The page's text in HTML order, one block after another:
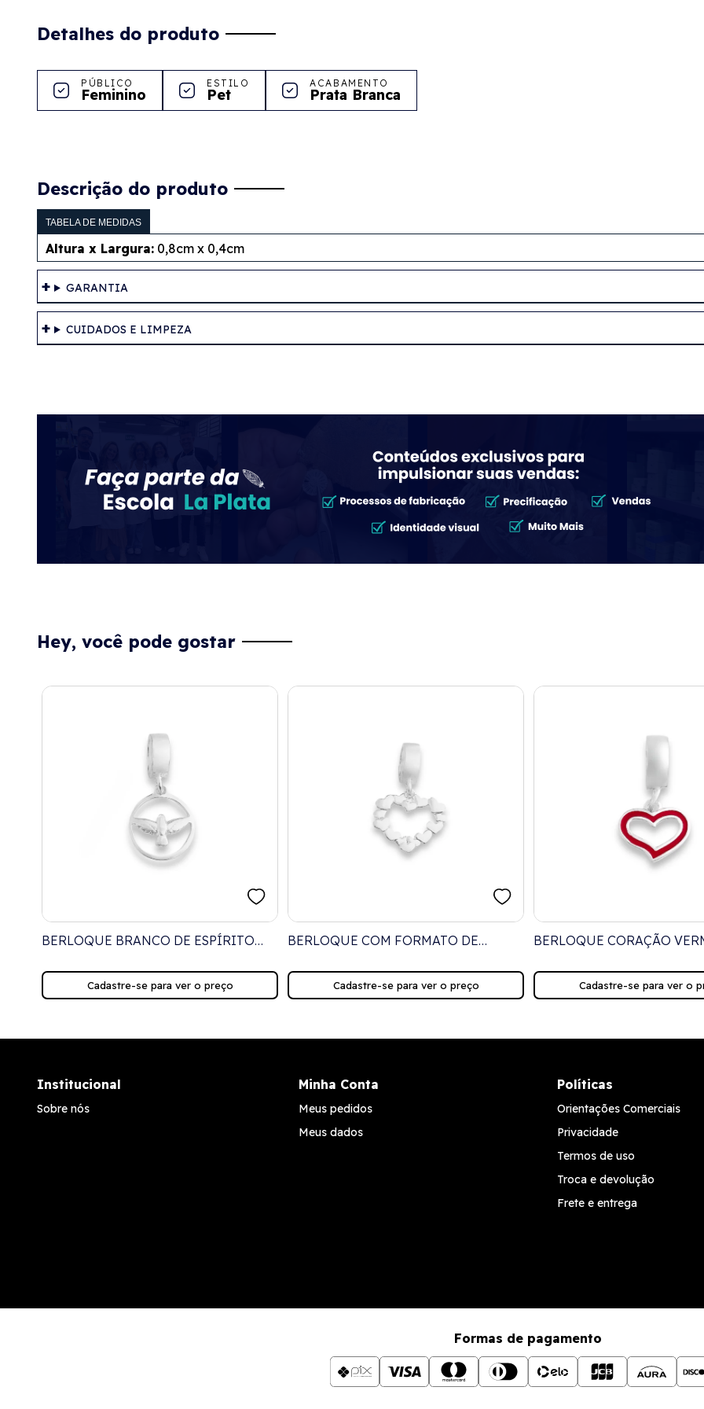
Detalhes do produto
PÚBLICO
Feminino
ESTILO
Pet
ACABAMENTO
Prata Branca
Descrição do produto
TABELA DE MEDIDAS
Altura x Largura: 0,8cm x 0,4cm
GARANTIA
CUIDADOS E LIMPEZA
Hey, você pode gostar
BERLOQUE BRANCO DE ESPÍRITO
Cadastre-se para ver o preço
BERLOQUE COM FORMATO DE
Cadastre-se para ver o preço
BERLOQUE CORAÇÃO
Cadastre-se para ver o
Institucional
Sobre nós
Minha Conta
Meus pedidos
Meus dados
Políticas
Orientações Comerciais
Privacidade
Termos de uso
Troca e devolução
Frete e entrega
Formas de pagamento